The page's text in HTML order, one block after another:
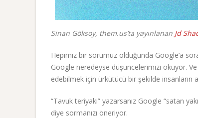
Sinan Göksoy, them.us’ta yayınlanan Jd
Hepimiz bir sorumuz olduğunda Google’a
Google neredeyse düşüncelerimizi okuyor. Ve
edebilmek için ürkütücü bir şekilde insanların
“Tavuk teriyaki” yazarsanız Google “satan
diye sormanızı öneriyor.